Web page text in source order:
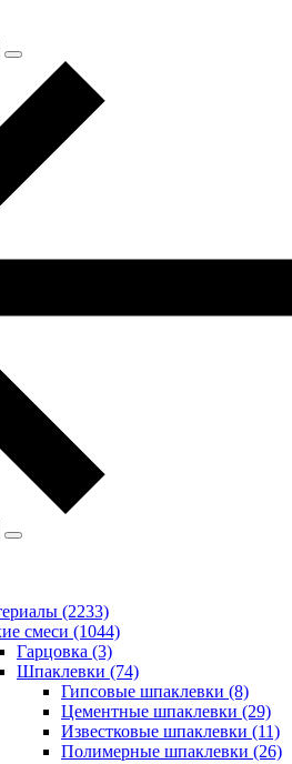
(2233)
смеси (1044)
Гарцовка (3)
Шпаклевки (74)
Гипсовые шпаклевки (8)
Цементные шпаклевки (29)
Известковые шпаклевки (11)
Полимерные шпаклевки (26)